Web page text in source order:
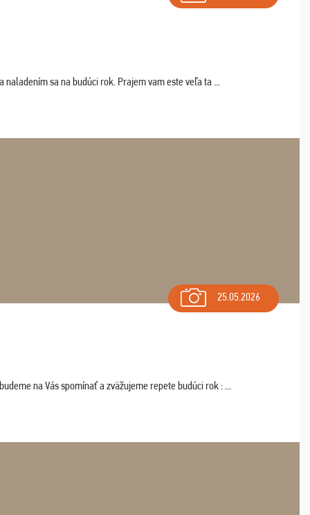
sa na budúci rok. Prajem vam este veľa ta ...
25.05.2026
na Vás spomínať a zväžujeme repete budúci rok : ...